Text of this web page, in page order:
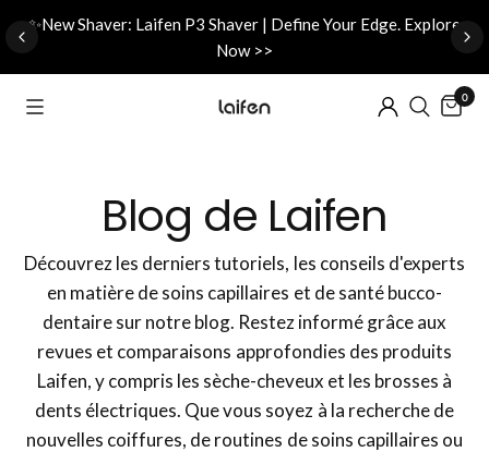
✨New Shaver: Laifen P3 Shaver | Define Your Edge. Explore
Now >>
0
Blog de Laifen
Découvrez les derniers tutoriels, les conseils d'experts
en matière de soins capillaires et de santé bucco-
dentaire sur notre blog. Restez informé grâce aux
revues et comparaisons approfondies des produits
Laifen, y compris les sèche-cheveux et les brosses à
dents électriques. Que vous soyez à la recherche de
nouvelles coiffures, de routines de soins capillaires ou